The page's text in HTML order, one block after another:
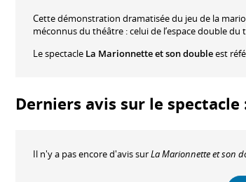
Cette démonstration dramatisée du jeu de la
méconnus du théâtre : celui de l’espace double
Le spectacle La Marionnette et son doubleest
Derniers avis sur le
Il n'y a pas encore d'avis surLa Marionnette et son